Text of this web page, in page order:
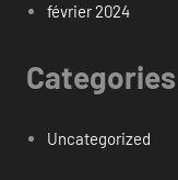
février 2024
Categories
Uncategorized